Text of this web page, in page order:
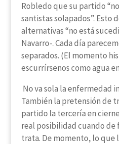
Robledo que su partido
santistas solapados”. Esto
alternativas “no está
Navarro-. Cada día
separados. (El momento
escurrírsenos como agua
No va sola la enfermedad
También la pretensión de
partido la tercería en
real posibilidad cuando de
trata. De momento, lo que